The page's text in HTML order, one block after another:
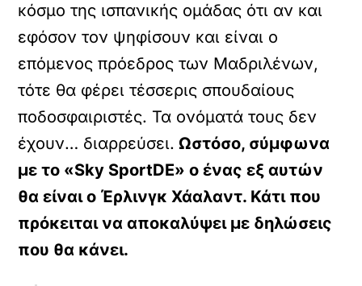
κόσμο της ισπανικής ομάδας ότι αν και
εφόσον τον ψηφίσουν και είναι ο
επόμενος πρόεδρος των Μαδριλένων,
τότε θα φέρει τέσσερις σπουδαίους
ποδοσφαιριστές. Τα ονόματά τους δεν
έχουν… διαρρεύσει. Ωστόσο, σύμφωνα
με το «Sky SportDE» ο ένας εξ αυτών
θα είναι ο Έρλινγκ Χάαλαντ. Κάτι που
πρόκειται να αποκαλύψει με δηλώσεις
που θα κάνει.